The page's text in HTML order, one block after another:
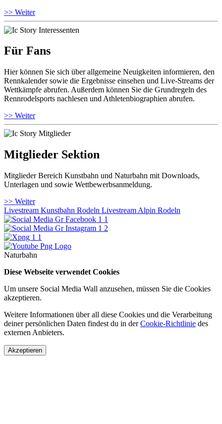
>> Weiter
Für Fans
Hier können Sie sich über allgemeine Neuigkeiten informieren, den
Rennkalender sowie die Ergebnisse einsehen und Live-Streams der
Wettkämpfe abrufen. Außerdem können Sie die Grundregeln des
Rennrodelsports nachlesen und Athletenbiographien abrufen.
>> Weiter
Mitglieder Sektion
Mitglieder Bereich Kunstbahn und Naturbahn mit Downloads,
Unterlagen und sowie Wettbewerbsanmeldung.
>> Weiter
Livestream Kunstbahn Rodeln Livestream Alpin Rodeln
Naturbahn
Diese Webseite verwendet Cookies
Um unsere Social Media Wall anzusehen, müssen Sie die Cookies
akzeptieren.
Weitere Informationen über all diese Cookies und die Verarbeitung
deiner persönlichen Daten findest du in derCookie-Richtlinie des
externen Anbieters.
Akzeptieren